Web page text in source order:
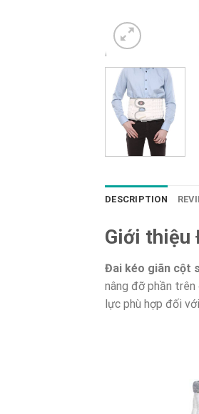
DESCRIPTION
Giới thiệu
Đai kéo giãn cột
nâng đỡ phần
lực phù hợp đối